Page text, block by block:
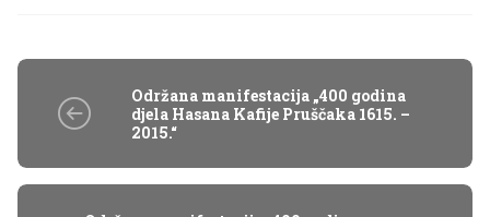
Održana manifestacija „400 godina
djela Hasana Kafije Pruščaka 1615. –
2015.“